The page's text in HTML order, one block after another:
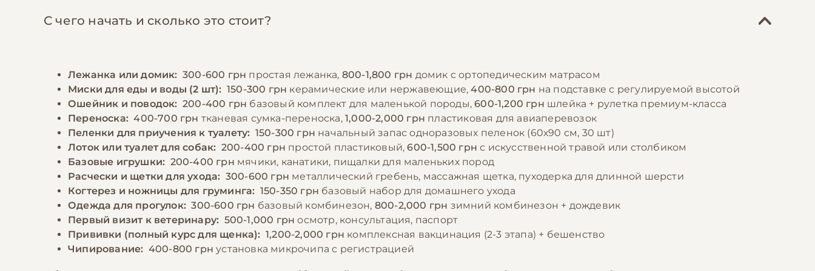
С чего начать и сколько это стоит?
Лежанка или домик: 300-600 грн простая лежанка, 800-1,800 грн домик с ортопедическим матрасом
Миски для еды и воды (2 шт): 150-300 грн керамические или нержавеющие,400-800 грн на подставке с регулируемой высотой
Ошейник и поводок: 200-400 грн базовый комплект для маленькой породы,600-1,200 грн шлейка + рулетка премиум-класса
Переноска: 400-700 грн тканевая сумка-переноска,1,000-2,000 грн пластиковая для авиаперевозок
Пеленки для приучения к туалету: 150-300 грн начальный запас одноразовых пеленок (60х90 см, 30 шт)
Лоток или туалет для собак: 200-400 грн простой пластиковый,600-1,500 грн с искусственной травой или столбиком
Базовые игрушки: 200-400 грн мячики, канатики, пищалки для маленьких пород
Расчески и щетки для ухода: 300-600 грн металлический гребень, массажная щетка, пуходерка для длинной шерсти
Когтерез и ножницы для груминга: 150-350 грн базовый набор для домашнего ухода
Одежда для прогулок: 300-600 грн базовый комбинезон, 800-2,000 грн зимний комбинезон + дождевик
Первый визит к ветеринару: 500-1,000 грн осмотр, консультация, паспорт
Прививки (полный курс для щенка): 1,200-2,000 грн комплексная вакцинация (2-3 этапа) + бешенство
Чипирование: 400-800 грн установка микрочипа с регистрацией